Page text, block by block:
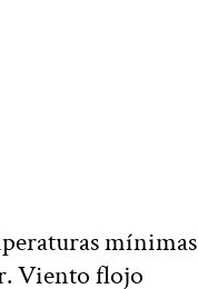
mínimas
Viento flojo